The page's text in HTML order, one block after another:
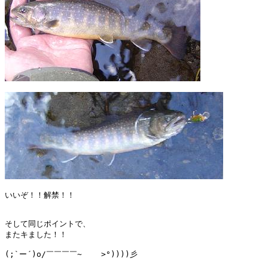
いいぞ！！解禁！！
そして同じポイントで、
またキました！！
(;`ー´)o/￣￣￣￣~    >°))))彡